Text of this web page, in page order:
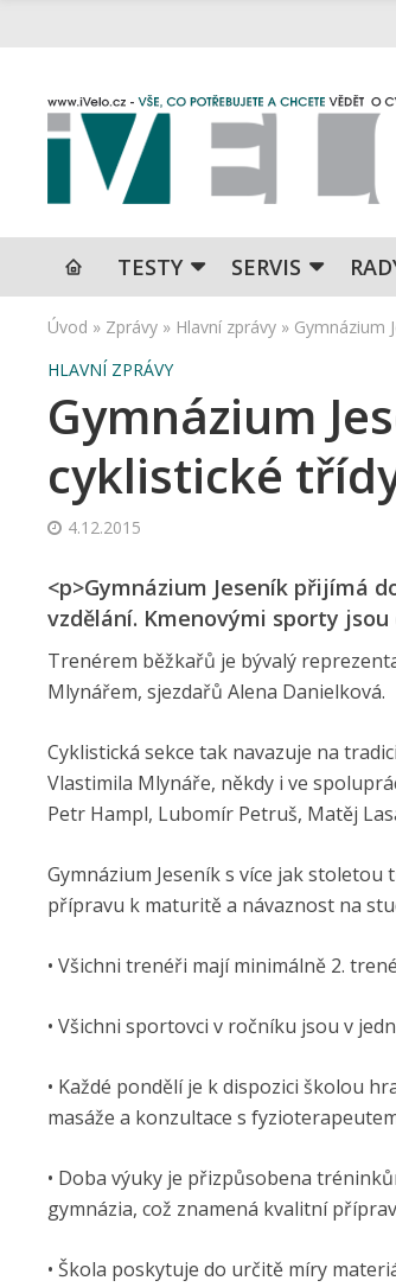
TESTY SERVIS
Úvod » Zprávy » Hlavní zprávy » Gymnázium
HLAVNÍ ZPRÁVY
Gymnázium
cyklistické
4.12.2015
<p>Gymnázium Jeseník přijímá
vzdělání. Kmenovými sporty
Trenérem běžkařů je bývalý
Mlynářem, sjezdařů Alena Danielková.
Cyklistická sekce tak navazuje na
Vlastimila Mlynáře, někdy i ve
Petr Hampl, Lubomír Petruš, Matěj
Gymnázium Jeseník s více jak
přípravu k maturitě a návaznost na
• Všichni trenéři mají minimálně 2.
• Všichni sportovci v ročníku jsou v
• Každé pondělí je k dispozici školou
masáže a konzultace s
• Doba výuky je přizpůsobena
gymnázia, což znamená kvalitní
• Škola poskytuje do určitě míry